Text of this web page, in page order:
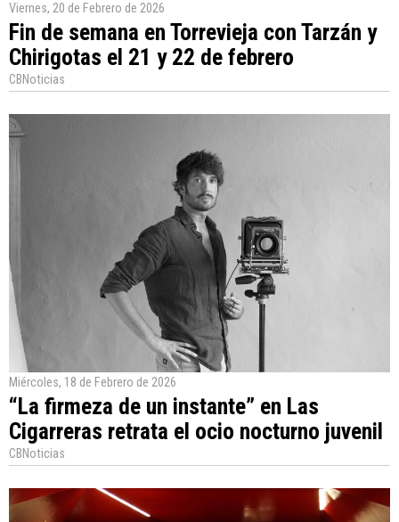
Viernes, 20 de Febrero de 2026
Fin de semana en Torrevieja con Tarzán y
Chirigotas el 21 y 22 de febrero
CBNoticias
Miércoles, 18 de Febrero de 2026
“La firmeza de un instante” en Las
Cigarreras retrata el ocio nocturno juvenil
CBNoticias